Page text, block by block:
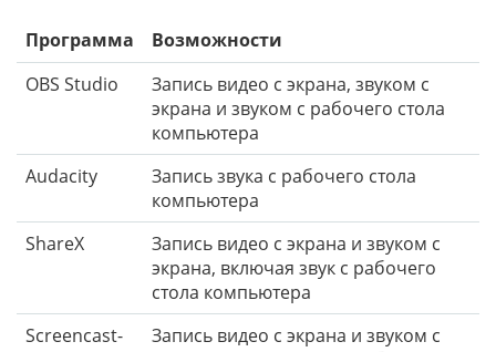
Программа
Возможности
OBS Studio
Запись видео с экрана, звуком с
экрана и звуком с рабочего стола
компьютера
Audacity
Запись звука с рабочего стола
компьютера
ShareX
Запись видео с экрана и звуком с
экрана, включая звук с рабочего
стола компьютера
Screencast-
Запись видео с экрана и звуком с